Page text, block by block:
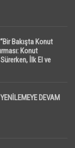
Bakışta Konut
Konut
İlk El ve
DEVAM